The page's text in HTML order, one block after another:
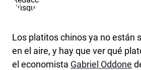
Los platitos chinos ya no están
en el aire, y hay que ver qué
el economista Gabriel Oddone